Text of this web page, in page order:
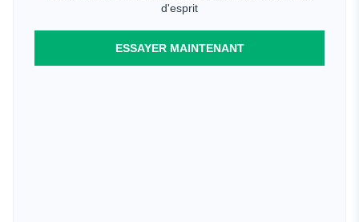
d'esprit
ESSAYER MAINTENANT